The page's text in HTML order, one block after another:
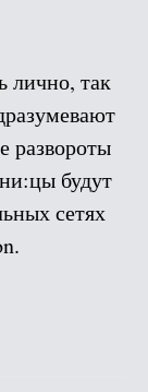
лично, так
развороты
будут
сетях